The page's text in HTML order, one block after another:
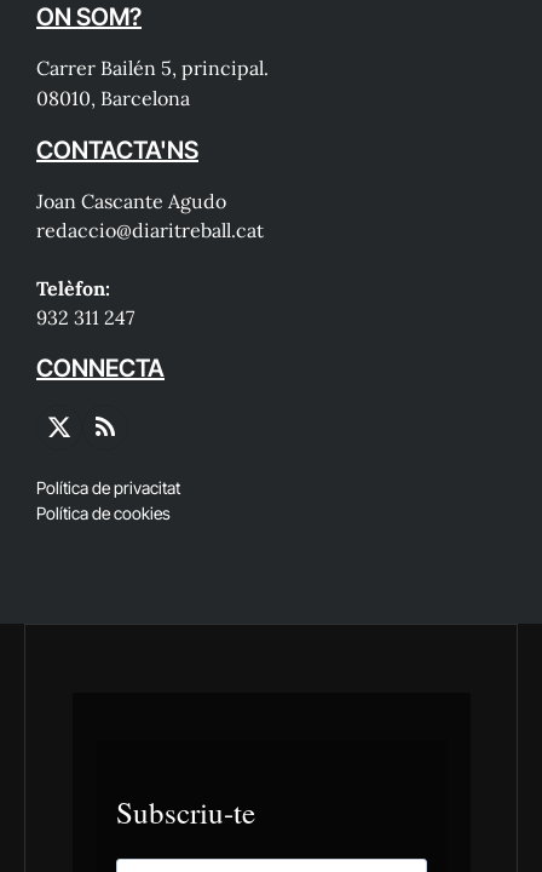
ON SOM?
Carrer Bailén 5, principal.
08010, Barcelona
CONTACTA'NS
Joan Cascante Agudo
redaccio@diaritreball.cat
Telèfon:
932 311 247
CONNECTA
X
RSS
Política de privacitat
Política de cookies